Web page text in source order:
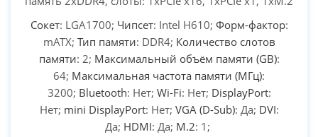
Сокет: LGA1700; Чипсет: Intel H610; Форм-фактор:
mATX; Тип памяти: DDR4; Количество слотов
памяти: 2; Максимальный объём памяти (GB):
64; Максимальная частота памяти (МГц):
3200; Bluetooth: Нет; Wi-Fi: Нет; DisplayPort:
Нет; mini DisplayPort: Нет; VGA (D-Sub): Да; DVI:
Да; HDMI: Да; M.2: 1;